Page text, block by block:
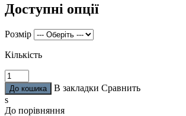
Доступні опції
Розмір
Кількість
В закладки Сравнить
s
До порівняння